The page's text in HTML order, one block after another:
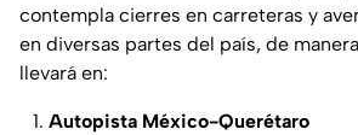
contempla cierres en carreteras y
en diversas partes del país, de
llevará en:
Autopista México-Querétaro